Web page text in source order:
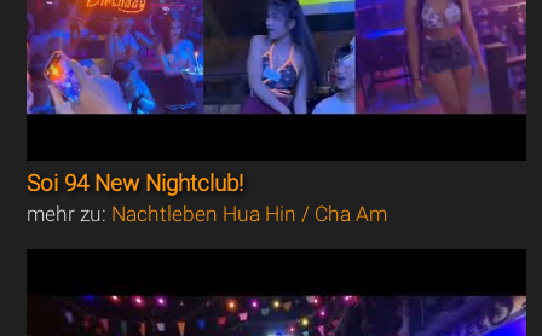
Soi 94 New Nightclub!
mehr zu: Nachtleben Hua Hin / Cha Am